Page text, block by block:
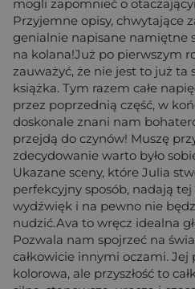
mogli zapomnieć o
Przyjemne opisy, chwytające
genialnie napisane namiętne
na kolana!Już po pierwszym
zauważyć, że nie jest to już ta
książka. Tym razem całe
przez poprzednią część, w
doskonale znani nam
przejdą do czynów! Muszę
zdecydowanie warto było
Ukazane sceny, które Julia
perfekcyjny sposób, nadają
wydźwięk i na pewno nie
nudzić.Ava to wręcz idealna
Pozwala nam spojrzeć na
całkowicie innymi oczami. Jej
kolorowa, ale przyszłość to